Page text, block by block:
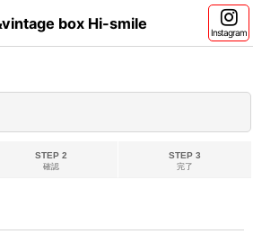
box Hi-smile
Instagram
STEP 2
確認
STEP 3
完了